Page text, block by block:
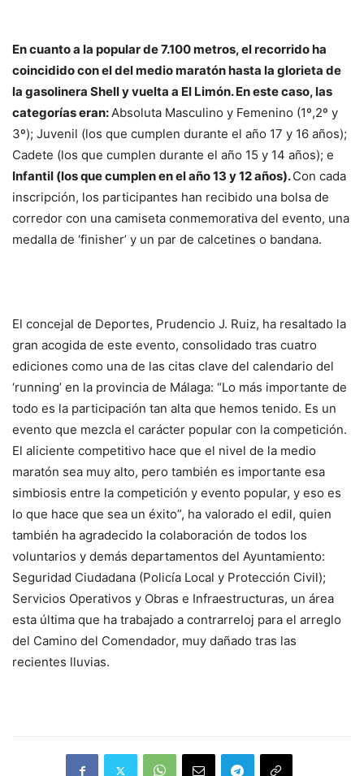
En cuanto a la popular de 7.100 metros, el recorrido ha
coincidido con el del medio maratón hasta la glorieta de
la gasolinera Shell y vuelta a El Limón. En este caso, las
categorías eran:Absoluta Masculino y Femenino (1º,2º y
3º); Juvenil (los que cumplen durante el año 17 y 16 años);
Cadete (los que cumplen durante el año 15 y 14 años); e
Infantil (los que cumplen en el año 13 y 12 años).Con cada
inscripción, los participantes han recibido una bolsa de
corredor con una camiseta conmemorativa del evento, una
medalla de ‘finisher’ y un par de calcetines o bandana.
El concejal de Deportes, Prudencio J. Ruiz, ha resaltado la
gran acogida de este evento, consolidado tras cuatro
ediciones como una de las citas clave del calendario del
‘running’ en la provincia de Málaga: “Lo más importante de
todo es la participación tan alta que hemos tenido. Es un
evento que mezcla el carácter popular con la competición.
El aliciente competitivo hace que el nivel de la medio
maratón sea muy alto, pero también es importante esa
simbiosis entre la competición y evento popular, y eso es
lo que hace que sea un éxito”, ha valorado el edil, quien
también ha agradecido la colaboración de todos los
voluntarios y demás departamentos del Ayuntamiento:
Seguridad Ciudadana (Policía Local y Protección Civil);
Servicios Operativos y Obras e Infraestructuras, un área
esta última que ha trabajado a contrarreloj para el arreglo
del Camino del Comendador, muy dañado tras las
recientes lluvias.